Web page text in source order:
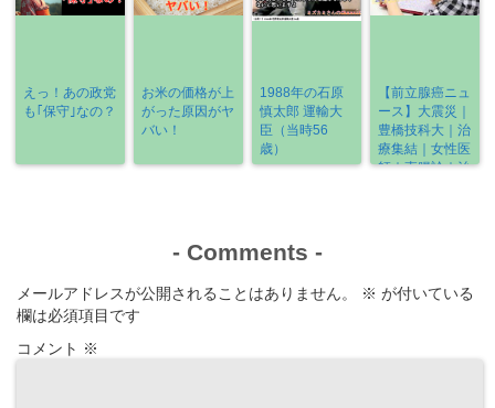
えっ！あの政党
も｢保守｣なの？
お米の価格が上
がった原因がヤ
バい！
1988年の石原
慎太郎 運輸大
臣（当時56
歳）
【前立腺癌ニュ
ース】大震災｜
豊橋技科大｜治
療集結｜女性医
師｜直腸診｜治
- Comments -
メールアドレスが公開されることはありません。 ※ が付いている
欄は必須項目です
コメント ※